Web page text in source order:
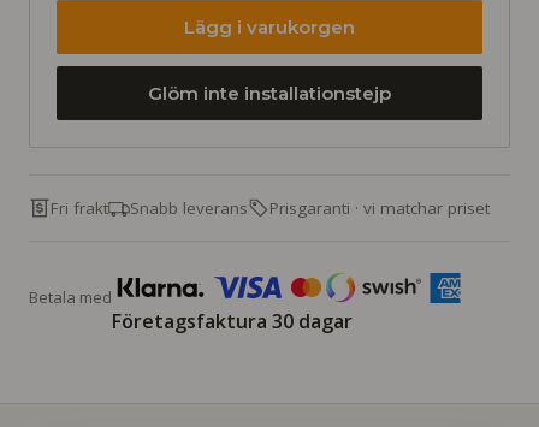
Lägg i varukorgen
Glöm inte installationstejp
Fri frakt Snabb leverans Prisgaranti · vi matchar priset
Betala med
Företagsfaktura 30 dagar